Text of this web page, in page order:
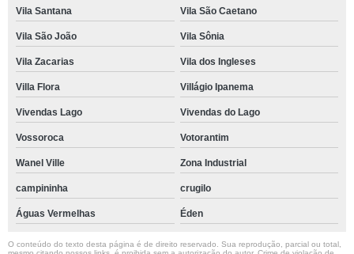
Vila Santana Vila São Caetano
Vila São João Vila Sônia
Vila Zacarias Vila dos Ingleses
Villa Flora Villágio Ipanema
Vivendas Lago Vivendas do Lago
Vossoroca Votorantim
Wanel Ville Zona Industrial
campininha crugilo
Águas Vermelhas Éden
O conteúdo do texto desta página é de direito reservado. Sua reprodução, parcial ou total,